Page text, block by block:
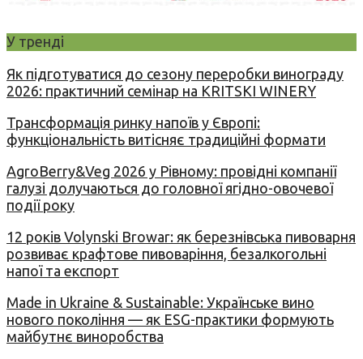
У тренді
Як підготуватися до сезону переробки винограду
2026: практичний семінар на KRITSKI WINERY
Трансформація ринку напоїв у Європі:
функціональність витісняє традиційні формати
AgroBerry&Veg 2026 у Рівному: провідні компанії
галузі долучаються до головної ягідно-овочевої
події року
12 років Volynski Browar: як березнівська пивоварня
розвиває крафтове пивоваріння, безалкогольні
напої та експорт
Made in Ukraine & Sustainable: Українське вино
нового покоління — як ESG-практики формують
майбутнє виноробства